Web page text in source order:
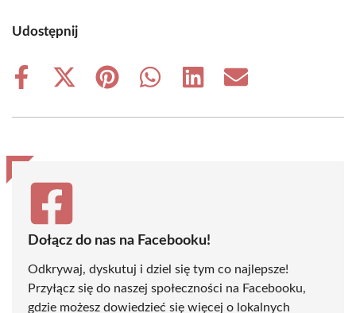
Udostępnij
Share
Share
(Twitter)
Share
Share
Share
Share
Dołącz do nas na Facebooku!
Odkrywaj, dyskutuj i dziel się tym co najlepsze!
Przyłącz się do naszej społeczności na Facebooku,
gdzie możesz dowiedzieć się więcej o lokalnych